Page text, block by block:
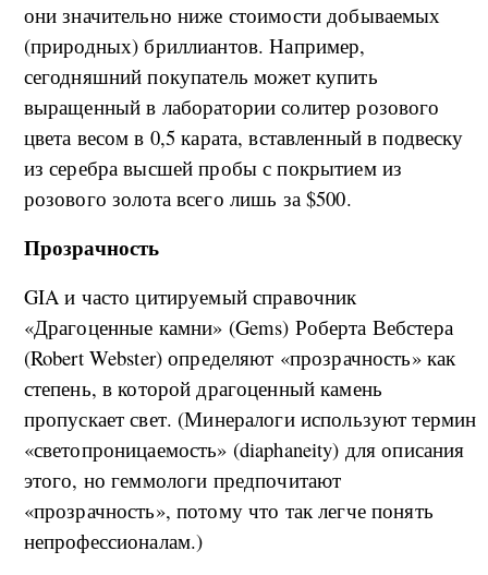
они значительно ниже стоимости добываемых
(природных) бриллиантов. Например,
сегодняшний покупатель может купить
выращенный в лаборатории солитер розового
цвета весом в 0,5 карата, вставленный в подвеску
из серебра высшей пробы с покрытием из
розового золота всего лишь за $500.
Прозрачность
GIA и часто цитируемый справочник
«Драгоценные камни» (Gems) Роберта Вебстера
(Robert Webster) определяют «прозрачность» как
степень, в которой драгоценный камень
пропускает свет. (Минералоги используют термин
«светопроницаемость» (diaphaneity) для описания
этого, но геммологи предпочитают
«прозрачность», потому что так легче понять
непрофессионалам.)